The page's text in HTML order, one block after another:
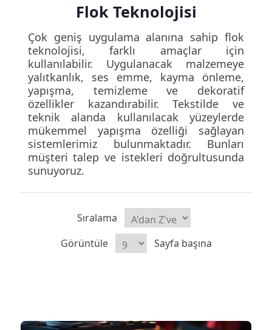
Flok Teknolojisi
Çok geniş uygulama alanına sahip flok
teknolojisi, farklı amaçlar için
kullanılabilir. Uygulanacak malzemeye
yalıtkanlık, ses emme, kayma önleme,
yapışma, temizleme ve dekoratif
özellikler kazandırabilir. Tekstilde ve
teknik alanda kullanılacak yüzeylerde
mükemmel yapışma özelliği sağlayan
sistemlerimiz bulunmaktadır. Bunları
müşteri talep ve istekleri doğrultusunda
sunuyoruz.
Sıralama
Görüntüle
Sayfa başına